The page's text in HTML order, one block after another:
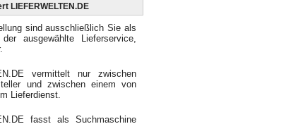
LIEFERWELTEN.DE
sind ausschließlich Sie als
ausgewählte Lieferservice,
vermittelt nur zwischen
und zwischen einem von
Lieferdienst.
fasst als Suchmaschine